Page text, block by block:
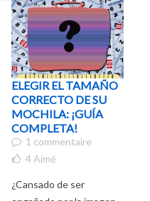
ELEGIR EL TAMAÑO
CORRECTO DE SU
MOCHILA: ¡GUÍA
COMPLETA!
1 commentaire
4 Aimé
¿Cansado de ser